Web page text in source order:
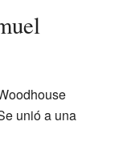
unió a una